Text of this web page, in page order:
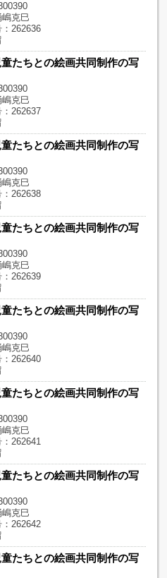
克巳
262636
たちとの絵画共同制作の写
克巳
262637
たちとの絵画共同制作の写
克巳
262638
たちとの絵画共同制作の写
克巳
262639
たちとの絵画共同制作の写
克巳
262640
たちとの絵画共同制作の写
克巳
262641
たちとの絵画共同制作の写
克巳
262642
たちとの絵画共同制作の写